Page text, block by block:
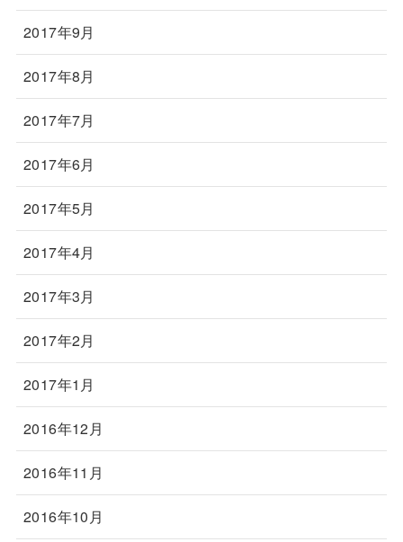
2017年9月
2017年8月
2017年7月
2017年6月
2017年5月
2017年4月
2017年3月
2017年2月
2017年1月
2016年12月
2016年11月
2016年10月